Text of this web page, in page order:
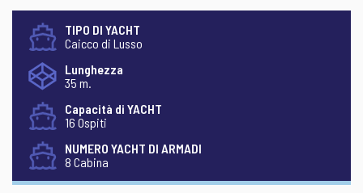
TIPO DI YACHT
Caicco di Lusso
Lunghezza
35 m.
Capacità di YACHT
16 Ospiti
NUMERO YACHT DI ARMADI
8 Cabina